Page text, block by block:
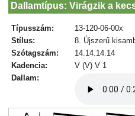
Dallamtípus: Virágzik a
Típusszám:
13-120-06-00x
Stílus:
8. Újszerű
Szótagszám:
14.14.14.14
Kadencia:
V (V) V 1
Dallam: